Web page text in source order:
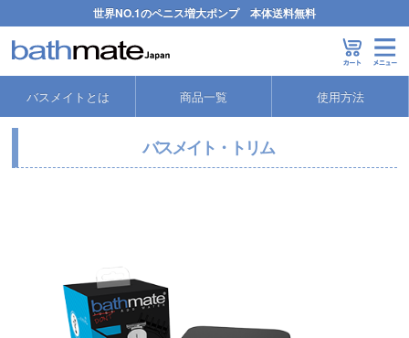
世界NO.1のペニス増大ポンプ 本体送料無料
バスメイトとは 商品一覧 使用方法
バスメイト・トリム